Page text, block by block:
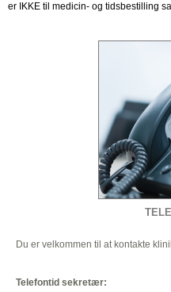
er IKKE til medicin- og tidsbestilling
Du er velkommen til at kontakte
Telefontid sekretær: